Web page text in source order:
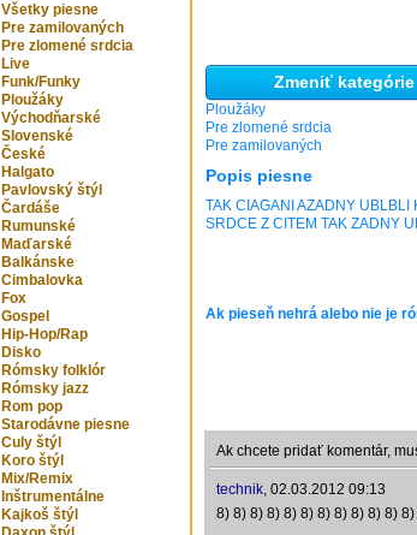
Všetky piesne
Pre zamilovaných
Pre zlomené srdcia
Live
Funk/Funky
Ploužáky
Východňarské
Slovenské
České
Halgato
Pavlovský štýl
Čardáše
Rumunské
Maďarské
Balkánske
Cimbalovka
Fox
Gospel
Hip-Hop/Rap
Disko
Rómsky folklór
Rómsky jazz
Rom pop
Starodávne piesne
Culy štýl
Koro štýl
Mix/Remix
Inštrumentálne
Kajkoš štýl
Zmeniť kategórie
Ploužáky
Pre zlomené srdcia
Pre zamilovaných
Popis piesne
TAK CIAGANI AZADNY UBLBLI
SRDCE Z CITEM TAK ZADNY
Ak pieseň nehrá alebo nie je
Ak chcete pridať komentár,
technik, 02.03.2012 09:13
8) 8) 8) 8) 8) 8) 8) 8) 8) 8) 8)